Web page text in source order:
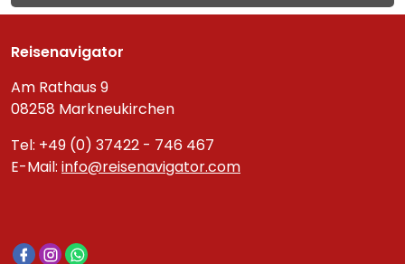
Reisenavigator
Am Rathaus 9
08258 Markneukirchen
Tel: +49 (0) 37422 - 746 467
E-Mail: info@reisenavigator.com